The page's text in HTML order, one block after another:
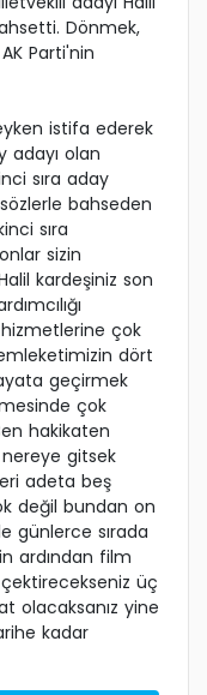
Dönmek,
Parti'nin
istifa ederek
adayı olan
sıra aday
bahseden
sıra
sizin
kardeşiniz son
çok
dört
geçirmek
çok
hakikaten
gitsek
adeta beş
değil bundan on
günlerce sırada
ardından film
üç
olacaksanız yine
kadar